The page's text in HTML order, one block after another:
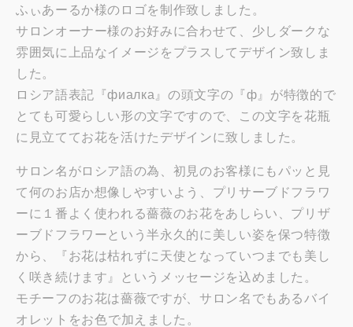
ふぃあーるか様のロゴを制作致しました。
サロンオーナー様のお好みに合わせて、少しダークな
雰囲気に上品なイメージをプラスしてデザイン致しま
した。
ロシア語表記『фиалка』の頭文字の『ф』が特徴的で
とても可愛らしい形の文字ですので、この文字を花瓶
に見立ててお花を活けたデザインに致しました。
サロン名がロシア語の為、初見のお客様にもパッと見
て何のお店か想像しやすいよう、プリサーブドフラワ
ーに１番よく使われる薔薇のお花をあしらい、プリザ
ーブドフラワーという半永久的に美しい姿を保つ特徴
から、『お花は枯れずに天使となっていつまでも美し
く咲き続けます』というメッセージを込めました。
モチーフのお花は薔薇ですが、サロン名でもあるバイ
オレットをお色で加えました。